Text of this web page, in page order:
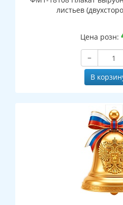
листьев
Цена розн:
−
В